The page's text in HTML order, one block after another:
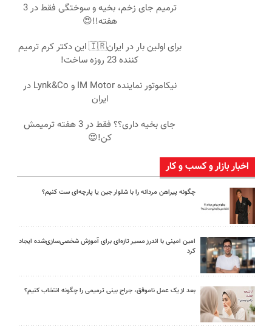
ترمیم جای زخم، بخیه و سوختگی فقط در 3
هفته!!😍
برای اولین بار در ایران🇮🇷 این دکتر کرم ترمیم
کننده 23 روزه ساخت!
نیکاموتور نماینده IM Motor و Lynk&Co در
ایران
جای بخیه داری؟؟ فقط در 3 هفته ترمیمش
کن!😍
اخبار بازار و کسب و کار
چگونه پیراهن مردانه را با شلوار جین یا پارچه‌ای ست کنیم؟
امین امینی با اندرز مسیر تازه‌ای برای آموزش شخصی‌سازی‌شده ایجاد
کرد
بعد از یک عمل ناموفق، جراح بینی ترمیمی را چگونه انتخاب کنیم؟